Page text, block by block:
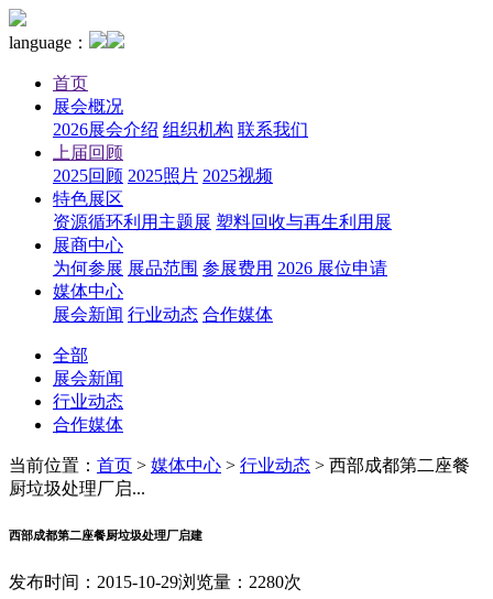
language：
首页
展会概况
2026展会介绍 组织机构 联系我们
上届回顾
2025回顾 2025照片 2025视频
特色展区
资源循环利用主题展 塑料回收与再生利用展
展商中心
为何参展 展品范围 参展费用 2026 展位申请
媒体中心
展会新闻 行业动态 合作媒体
全部
展会新闻
行业动态
合作媒体
当前位置： 首页 > 媒体中心 > 行业动态 > 西部成都第二座餐
厨垃圾处理厂启...
西部成都第二座餐厨垃圾处理厂启建
发布时间：2015-10-29浏览量：2280次